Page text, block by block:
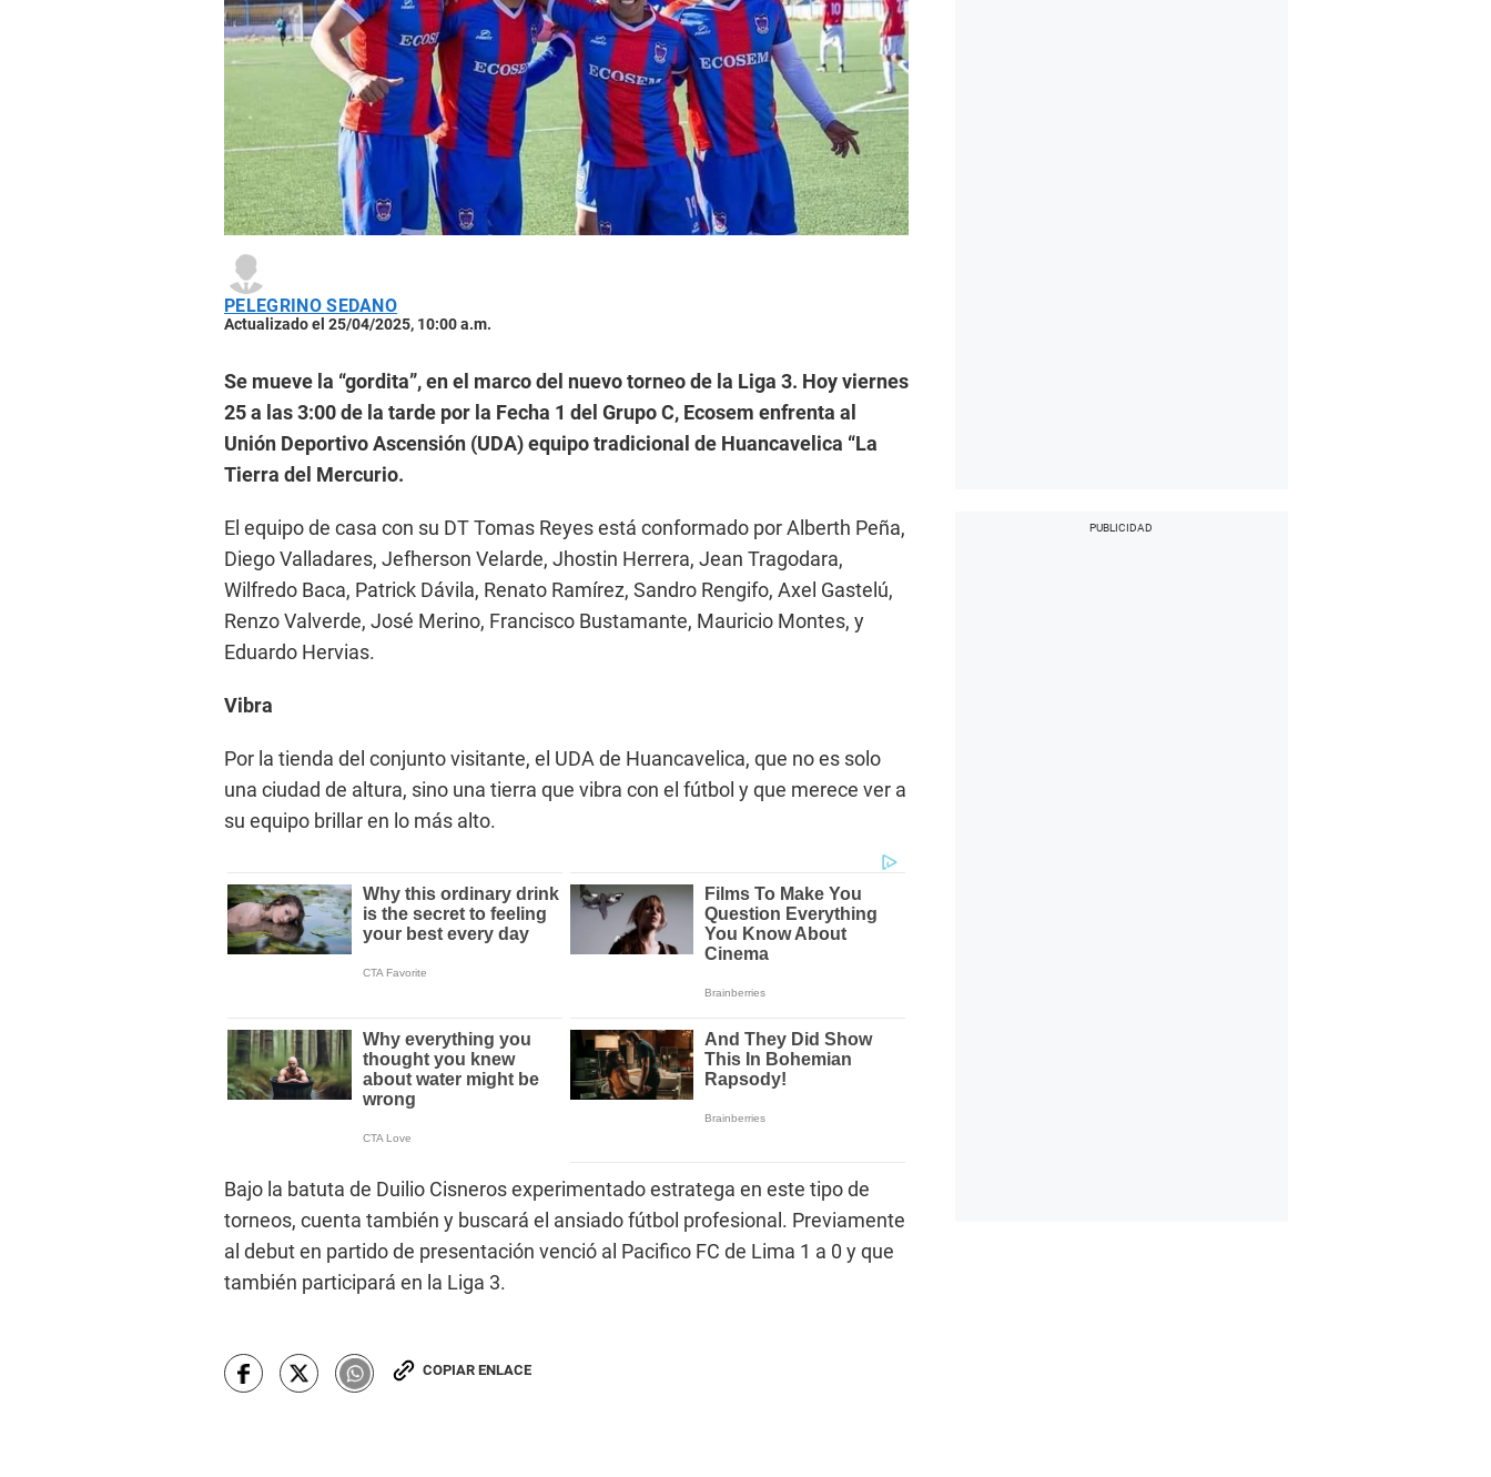
PELEGRINO SEDANO
Actualizado el 25/04/2025, 10:00 a.m.
Se mueve la “gordita”, en el marco del nuevo torneo de la Liga 3. Hoy viernes
25 a las 3:00 de la tarde por la Fecha 1 del Grupo C, Ecosem enfrenta al
Unión Deportivo Ascensión (UDA) equipo tradicional de Huancavelica “La
Tierra del Mercurio.
El equipo de casa con su DT Tomas Reyes está conformado por Alberth Peña,
Diego Valladares, Jefherson Velarde, Jhostin Herrera, Jean Tragodara,
Wilfredo Baca, Patrick Dávila, Renato Ramírez, Sandro Rengifo, Axel Gastelú,
Renzo Valverde, José Merino, Francisco Bustamante, Mauricio Montes, y
Eduardo Hervias.
Vibra
Por la tienda del conjunto visitante, el UDA de Huancavelica, que no es solo
una ciudad de altura, sino una tierra que vibra con el fútbol y que merece ver a
su equipo brillar en lo más alto.
Bajo la batuta de Duilio Cisneros experimentado estratega en este tipo de
torneos, cuenta también y buscará el ansiado fútbol profesional. Previamente
al debut en partido de presentación venció al Pacifico FC de Lima 1 a 0 y que
también participará en la Liga 3.
COPIAR ENLACE